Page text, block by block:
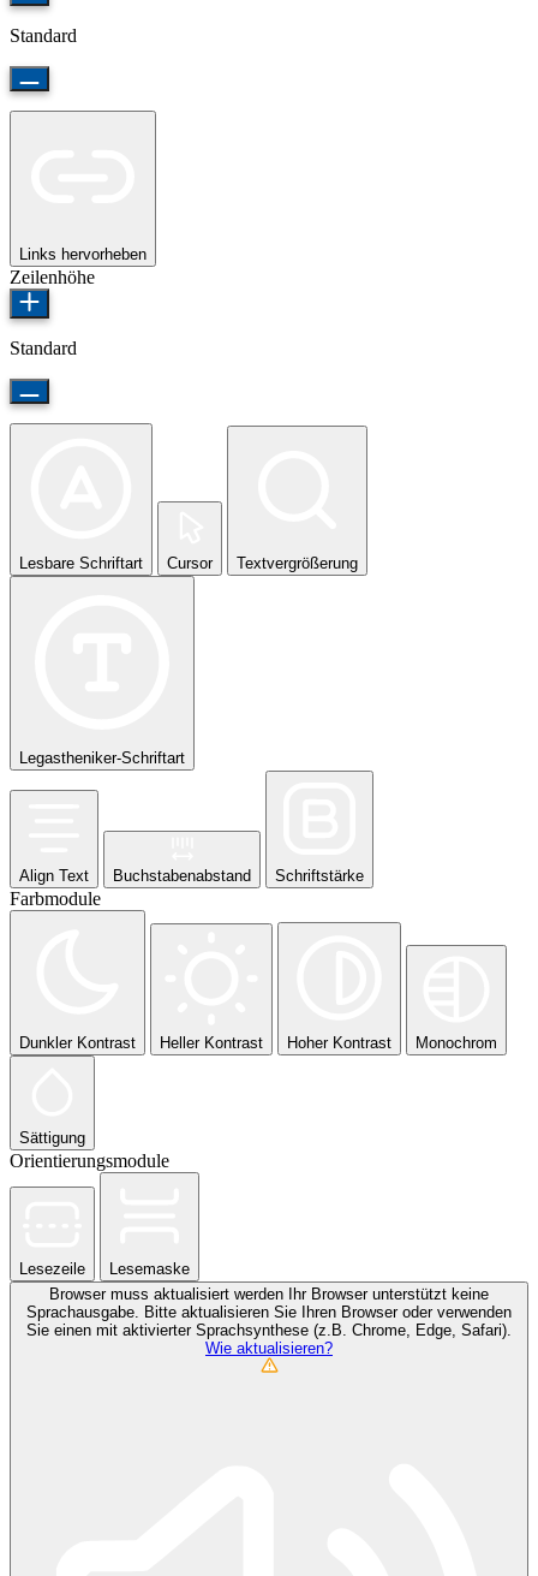
Standard
Links hervorheben
Zeilenhöhe
Standard
Lesbare Schriftart Cursor Textvergrößerung
Legastheniker-Schriftart
Align Text Buchstabenabstand Schriftstärke
Farbmodule
Dunkler Kontrast Heller Kontrast Hoher Kontrast Monochrom
Sättigung
Orientierungsmodule
Lesezeile
Lesemaske
Browser muss aktualisiert werden
Ihr Browser unterstützt keine
Sprachausgabe. Bitte aktualisieren Sie Ihren Browser oder verwenden
Sie einen mit aktivierter Sprachsynthese (z.B. Chrome, Edge, Safari).
Wie aktualisieren?